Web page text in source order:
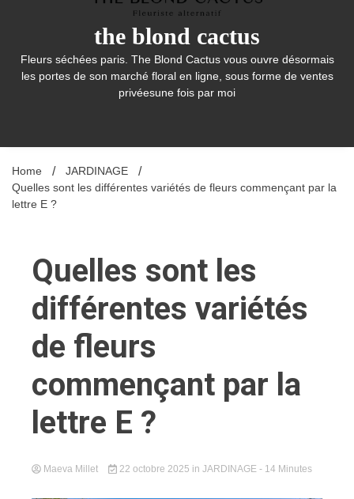
the blond cactus
Fleurs séchées paris. The Blond Cactus vous ouvre désormais
les portes de son marché floral en ligne, sous forme de ventes
privéesune fois par moi
Home
JARDINAGE
Quelles sont les différentes variétés de fleurs commençant par la
lettre E ?
Quelles sont les
différentes variétés
de fleurs
commençant par la
lettre E ?
Maeva Millet 22 octobre 2025 in JARDINAGE - 14 Minutes